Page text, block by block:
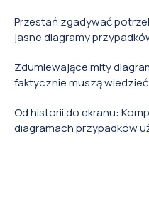
Przestań zgadywać
jasne diagramy
Zdumiewające mity
faktycznie muszą
Od historii do ekranu:
diagramach przypadków